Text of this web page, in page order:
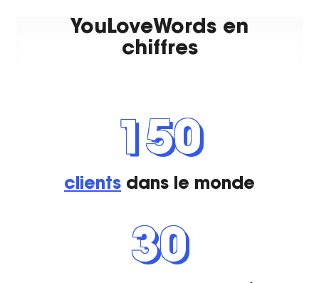
YouLoveWords en
chiffres
150
clients dans le monde
30